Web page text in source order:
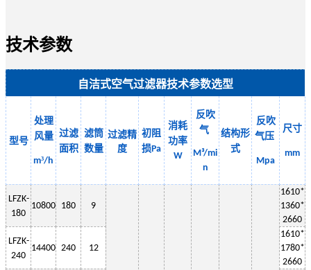
技术参数
自洁式空气过滤器技术参数选型
型号
处理
风量
m³/h
过滤
面积
滤筒
数量
过滤精
度
初阻
损Pa
消耗
功率
W
反吹
气
M³/mi
n
结构形
式
反吹
气压
Mpa
尺寸
mm
LFZK-
180
10800 180 9
1610*
1360*
2660
LFZK-
240
14400 240 12
1610*
1780*
2660